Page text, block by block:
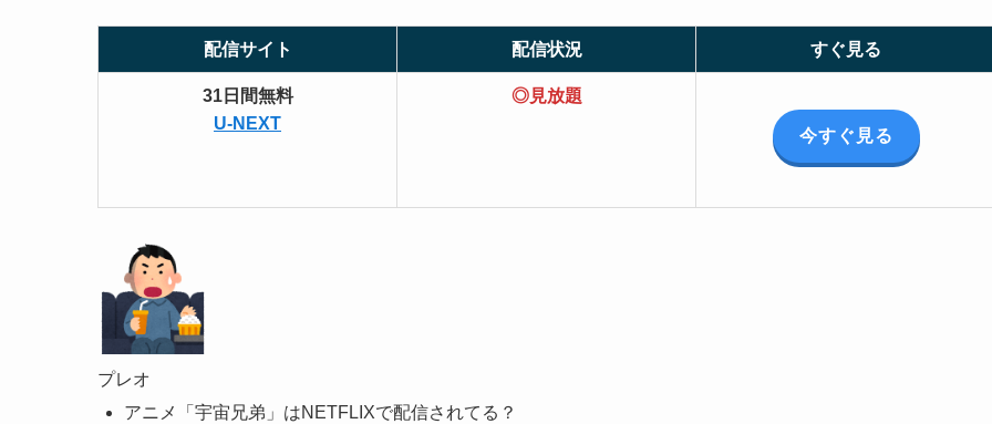
配信サイト 配信状況 すぐ見る
31日間無料
U-NEXT
◎見放題
今すぐ見る
プレオ
アニメ「宇宙兄弟」はNETFLIXで配信されてる？